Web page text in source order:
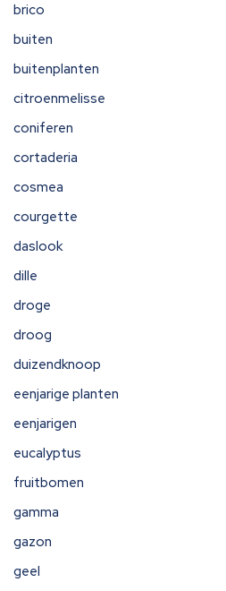
brico
buiten
buitenplanten
citroenmelisse
coniferen
cortaderia
cosmea
courgette
daslook
dille
droge
droog
duizendknoop
eenjarige planten
eenjarigen
eucalyptus
fruitbomen
gamma
gazon
geel